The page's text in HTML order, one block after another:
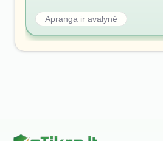
Apranga ir avalynė